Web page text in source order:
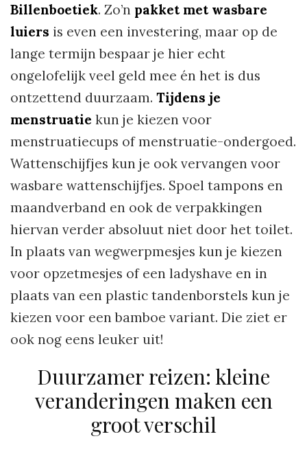
Billenboetiek. Zo’n pakket met wasbare
luiers is even een investering, maar op de
lange termijn bespaar je hier echt
ongelofelijk veel geld mee én het is dus
ontzettend duurzaam. Tijdens je
menstruatie kun je kiezen voor
menstruatiecups of menstruatie-ondergoed.
Wattenschijfjes kun je ook vervangen voor
wasbare wattenschijfjes. Spoel tampons en
maandverband en ook de verpakkingen
hiervan verder absoluut niet door het toilet.
In plaats van wegwerpmesjes kun je kiezen
voor opzetmesjes of een ladyshave en in
plaats van een plastic tandenborstels kun je
kiezen voor een bamboe variant. Die ziet er
ook nog eens leuker uit!
Duurzamer reizen: kleine
veranderingen maken een
groot verschil